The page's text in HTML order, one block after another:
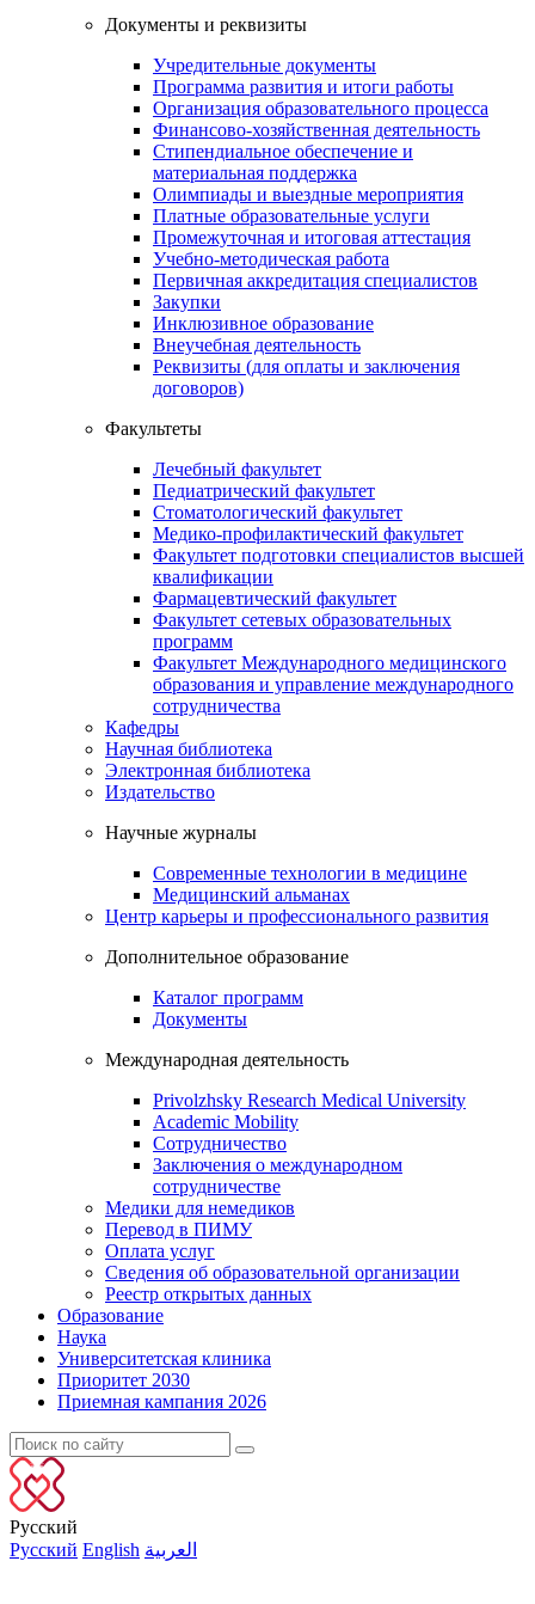
Документы и реквизиты
Учредительные документы
Программа развития и итоги работы
Организация образовательного процесса
Финансово-хозяйственная деятельность
Стипендиальное обеспечение и
материальная поддержка
Олимпиады и выездные мероприятия
Платные образовательные услуги
Промежуточная и итоговая аттестация
Учебно-методическая работа
Первичная аккредитация специалистов
Закупки
Инклюзивное образование
Внеучебная деятельность
Реквизиты (для оплаты и заключения
договоров)
Факультеты
Лечебный факультет
Педиатрический факультет
Стоматологический факультет
Медико-профилактический факультет
Факультет подготовки специалистов высшей
квалификации
Фармацевтический факультет
Факультет сетевых образовательных
программ
Факультет Международного медицинского
образования и управление международного
сотрудничества
Кафедры
Научная библиотека
Электронная библиотека
Издательство
Научные журналы
Современные технологии в медицине
Медицинский альманах
Центр карьеры и профессионального развития
Дополнительное образование
Каталог программ
Документы
Международная деятельность
Privolzhsky Research Medical University
Academic Mobility
Сотрудничество
Заключения о международном
сотрудничестве
Медики для немедиков
Перевод в ПИМУ
Оплата услуг
Сведения об образовательной организации
Реестр открытых данных
Образование
Наука
Университетская клиника
Приоритет 2030
Приемная кампания 2026
Русский
Русский English العربية